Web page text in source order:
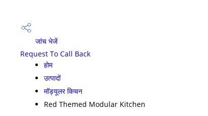
जांच भेजें
Request To Call Back
होम
उत्पादों
मॉड्यूलर किचन
Red Themed Modular Kitchen